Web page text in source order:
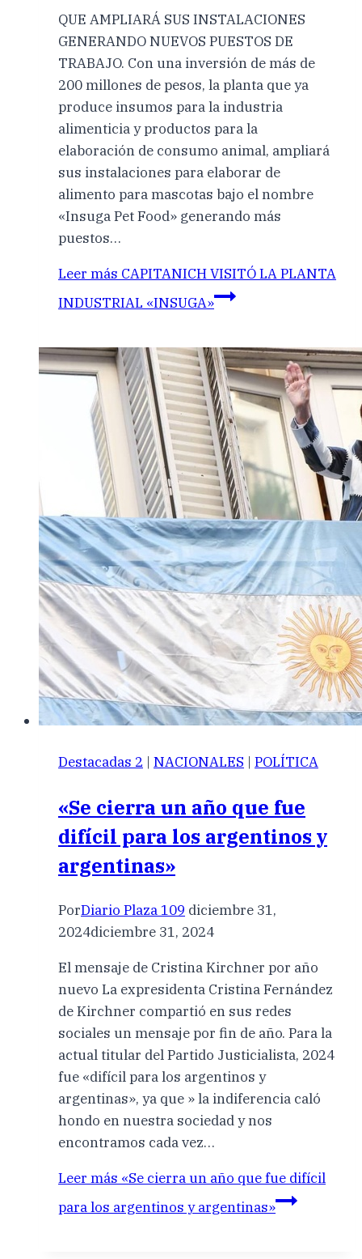
QUE AMPLIARÁ SUS INSTALACIONES
GENERANDO NUEVOS PUESTOS DE
TRABAJO. Con una inversión de más de
200 millones de pesos, la planta que ya
produce insumos para la industria
alimenticia y productos para la
elaboración de consumo animal, ampliará
sus instalaciones para elaborar de
alimento para mascotas bajo el nombre
«Insuga Pet Food» generando más
puestos…
Leer más CAPITANICH VISITÓ LA PLANTA
INDUSTRIAL «INSUGA»
Destacadas 2 | NACIONALES | POLÍTICA
«Se cierra un año que fue
difícil para los argentinos y
argentinas»
PorDiario Plaza 109 diciembre 31,
2024diciembre 31, 2024
El mensaje de Cristina Kirchner por año
nuevo La expresidenta Cristina Fernández
de Kirchner compartió en sus redes
sociales un mensaje por fin de año. Para la
actual titular del Partido Justicialista, 2024
fue «difícil para los argentinos y
argentinas», ya que » la indiferencia caló
hondo en nuestra sociedad y nos
encontramos cada vez…
Leer más «Se cierra un año que fue difícil
para los argentinos y argentinas»